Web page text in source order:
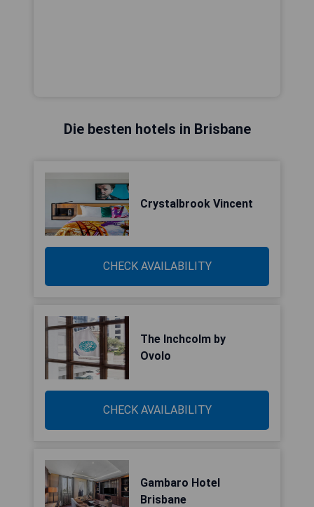
Die besten hotels in Brisbane
Crystalbrook Vincent
CHECK AVAILABILITY
The Inchcolm by
Ovolo
CHECK AVAILABILITY
Gambaro Hotel
Brisbane